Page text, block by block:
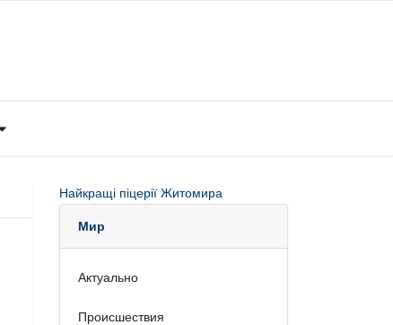
Найкращі піцерії Житомира
Мир
Актуально
Происшествия